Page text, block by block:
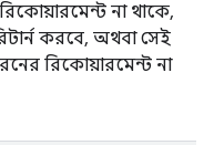
না থাকে,
করবে, অথবা সেই
রিকোয়ারমেন্ট না